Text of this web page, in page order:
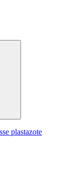
plastazote